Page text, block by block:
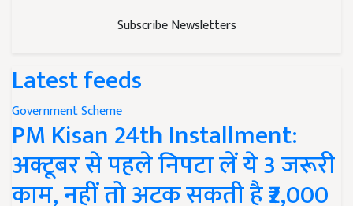
Subscribe Newsletters
Latest feeds
Government Scheme
PM Kisan 24th Installment:
अक्टूबर से पहले निपटा लें ये 3 जरूरी
काम, नहीं तो अटक सकती है ₹2,000